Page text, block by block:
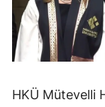
HKÜ Mütevelli